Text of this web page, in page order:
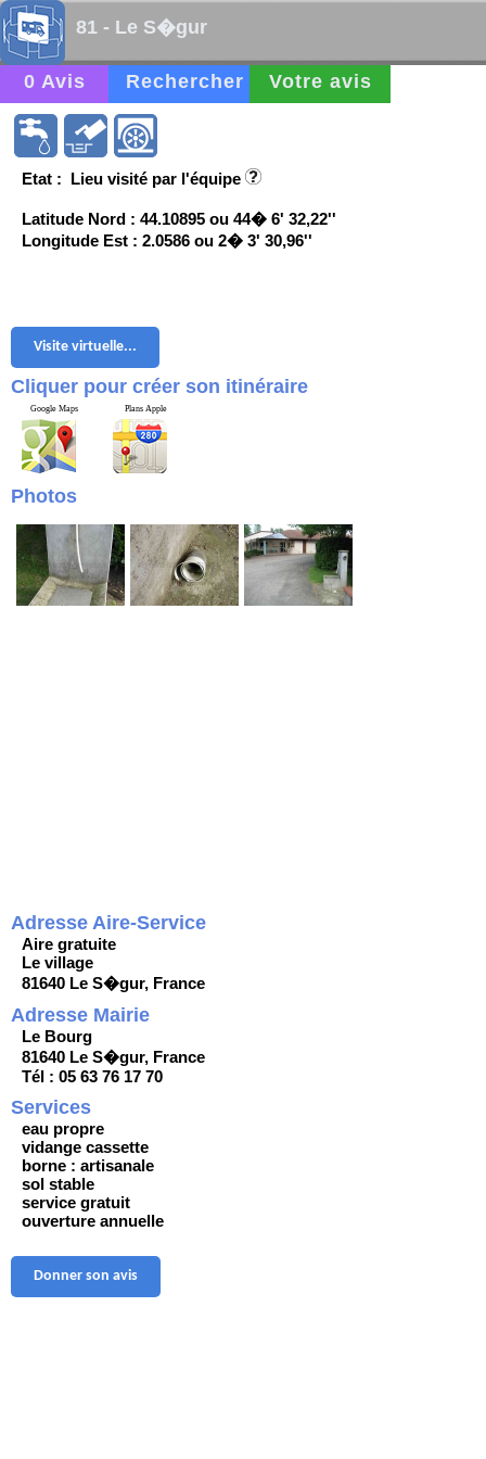
81 - Le S�gur
0 Avis Rechercher Votre avis
Etat : Lieu visité par l'équipe
Latitude Nord : 44.10895 ou 44� 6' 32,22''
Longitude Est : 2.0586 ou 2� 3' 30,96''
Visite virtuelle...
Cliquer pour créer son itinéraire
Google Maps Plans Apple
Photos
Adresse Aire-Service
Aire gratuite
Le village
81640 Le S�gur, France
Adresse Mairie
Le Bourg
81640 Le S�gur, France
Tél : 05 63 76 17 70
Services
eau propre
vidange cassette
borne : artisanale
sol stable
service gratuit
ouverture annuelle
Donner son avis